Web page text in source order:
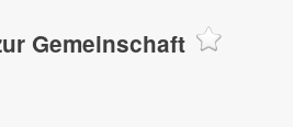
Gemeinschaft